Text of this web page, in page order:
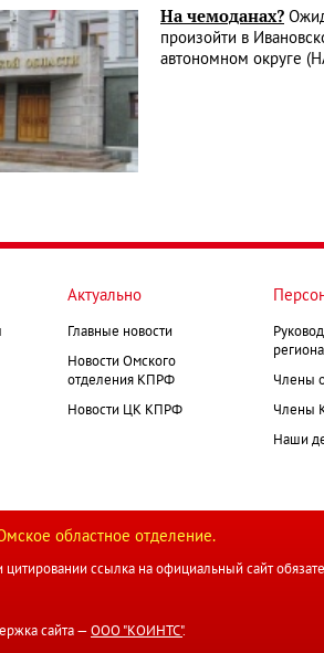
На чемоданах?
произойти в
автономном округе
Актуально
Главные новости
Новости Омского
отделения КПРФ
Новости ЦК КПРФ
Члены
Члены
Наши
областное отделение.
цитировании ссылка на официальный сайт
сайта — ООО "КОИНТС".